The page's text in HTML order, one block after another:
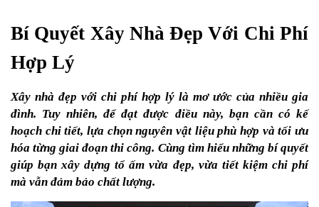
Bí Quyết Xây Nhà Đẹp Với Chi Phí
Hợp Lý
Xây nhà đẹp với chi phí hợp lý là mơ ước của nhiều gia
đình. Tuy nhiên, để đạt được điều này, bạn cần có kế
hoạch chi tiết, lựa chọn nguyên vật liệu phù hợp và tối ưu
hóa từng giai đoạn thi công. Cùng tìm hiểu những bí quyết
giúp bạn xây dựng tổ ấm vừa đẹp, vừa tiết kiệm chi phí
mà vẫn đảm bảo chất lượng.